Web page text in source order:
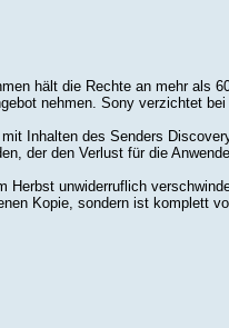
hält die Rechte an mehr als
nehmen. Sony verzichtet
Inhalten des Senders
der den Verlust für die
unwiderruflich
Kopie, sondern ist komplett